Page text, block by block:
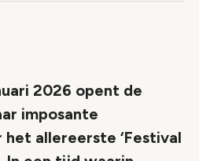
2026 opent de
imposante
allereerste ‘Festival